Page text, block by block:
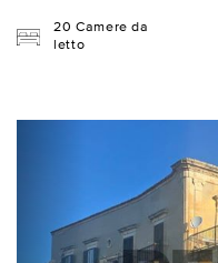
20 Camere da
letto